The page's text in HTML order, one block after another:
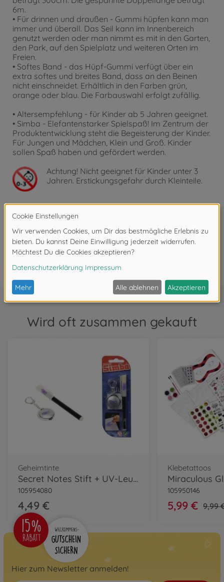
6m.
• Für drinnen und draußen - Gummi hüpfen kann man
immer und überall. Das Seil kann im Innenbereich
genutzt werden oder man nimmt es mit in den Garten,
den Park, auf den Spielplatz und weiteren Orten im
Freien.
• Softes Band - das Hüpf-Gummi verfügt über ein
extra softes und breites Band, dass an den Beinen
nicht einschneidet. Erhältlich in den Farben grün,
orange oder blau. Die Farbauswahl erfolgt zufällig.
• Altersempfehlung - für Kinder ab 5 Jahren geeignet.
• Simba - Elefantenstarker Spielspaß! Im Zentrum der
Produktentwicklung steht die Begeisterung der Kinder.
Für Jungen und Mädchen, Klein und Groß. Kinder
sollen Spaß haben und gefördert werden.
Achtung! Nicht geeignet für Kinder unter 3
Jahren. Erstickungsgefahr durch Kleinteile.
Bewertungen
Wird oft zusammen gekauft
Geheimtinte
Secret Notes Stift + UV-Leuchte
105954080
4,49 €
Klebetattoos
Miraculous
105950146
5,99 € 9,99
Hier zum Newsletter anmelden!